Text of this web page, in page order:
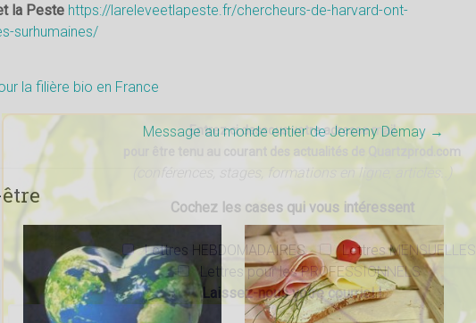
la Peste https://lareleveetlapeste.fr/chercheurs-de-harvard-ont-
surhumaines/
la filière bio en France
Message au monde entier de Jeremy Demay→
Entrez ci dessous votre adresse mail
(conférences, stages, formations en ligne, articles..)
Cochez les cases qui vous intéressent
Lettres HEBDOMADAIRES
Lettres MENSUELLES
Lettres pour les PROFESSIONNELS
Laissez-nous votre courriel !